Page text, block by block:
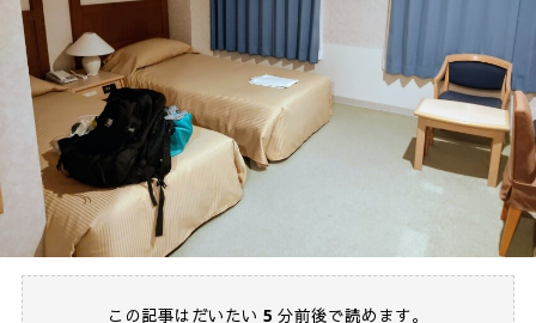
この記事はだいたい 5 分前後で読めます。